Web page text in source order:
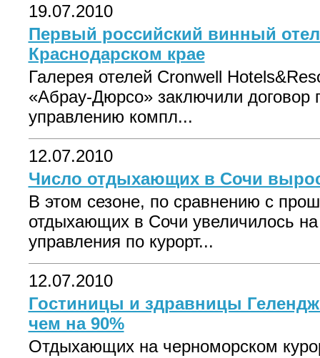
19.07.2010
Первый российский винный
Краснодарском крае
Галерея отелей Cronwell
«Абрау-Дюрсо» заключили договор
управлению компл...
12.07.2010
Число отдыхающих в Сочи
В этом сезоне, по сравнению с
отдыхающих в Сочи увеличилось
управления по курорт...
12.07.2010
Гостиницы и здравницы
чем на 90%
Отдыхающих на черноморском